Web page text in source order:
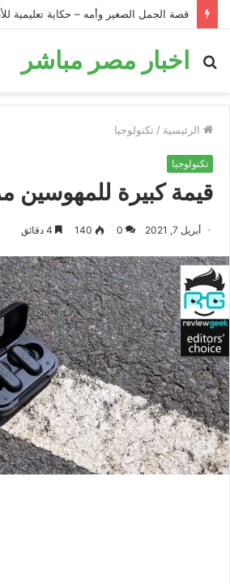
قصة الحمار في البئر: قصة تحفيزية للأطفال
اخبار مصر مباشر
بحث
الرئيسية / تكنولوجيا
تكنولوجيا
قيمة كبيرة للمهوسين
أبريل 7, 2021 0
140